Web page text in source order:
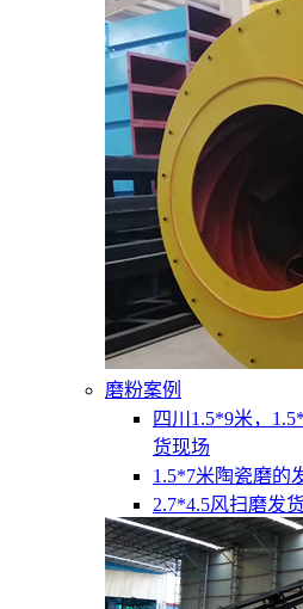
磨粉案例
四川1.5*9米，
货现场
1.5*7米陶瓷磨的
2.7*4.5风扫磨发